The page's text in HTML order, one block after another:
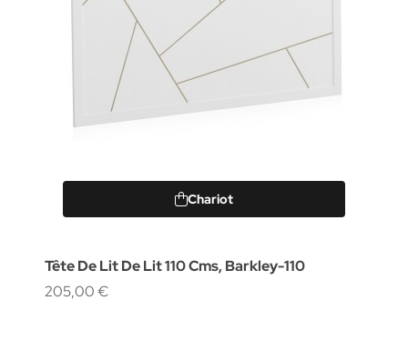
Chariot
Tête De Lit De Lit 110 Cms, Barkley-110
205,00 €